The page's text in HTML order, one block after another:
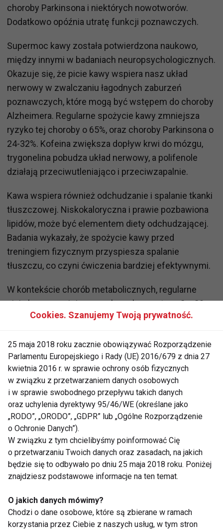
choroby Parkinsona i niektórych nowotworów.
Dodatkowo opóźnia utratę funkcji poznawczych.
Supermoc kawy została potwierdzona naukowo,
między innymi w badaniach neuropsychologicznych.
Okazuje się, że picie kawy wspiera nasz układ
nerwowy w zwalczaniu łagodnych zaburzeń
poznawczych, które mogą być wstępem do choroby
Alzheimera. Regularne spożycie kawy zmniejsza
ryzyko tej choroby o 65%, oraz choroby Parkinsona o
24-32%. Kofeina zwiększa dopływ krwi do mózgu,
trygonelina pobudza układ nerwowy, a polifenole
działają przeciwutleniająco i przeciwzapalnie.
Kawa wspiera również odchudzanie i spalanie tkanki
tłuszczowej. Niskokaloryczna i prawie pozbawiona
lipidów, może być elementem diety odchudzającej.
Badania wykazały, że spożycie kawy przed
treningiem fizycznym przyspiesza spalanie
tłuszczu, co czyni ćwiczenia bardziej efektywnymi.
W kontekście chorób metabolicznych, regularne
picie kawy zmniejsza ryzyko cukrzycy typu 2 o 20-
25%. Zawarte w kawie polifenole mają działanie
insulinę. Warto jednak unikać dodawania cukru,
ponieważ może to zmniejszyć korzystne
właściwości kawy.
Badania nad wpływem kawy na układ krążenia
pokazują, że picie kawy nie podnosi ciśnienia, a
wręcz może zapobiegać nadciśnieniu. Codzienne
spożycie kawy obniża ryzyko chorób sercowo-
naczyniowych o 15%, a ryzyko zgonu z ich powodu o
14%. Dodatkowo, kawa może zapobiegać migotaniu
przedsionków, co wspiera profilaktykę udarów.
Kawa ma także korzystny wpływ na nastrój i ogólną
śmiertelność z powodu chorób oraz wypadków w
Cookies. Szanujemy Twoją prywatność.
25 maja 2018 roku zacznie obowiązywać Rozporządzenie
Parlamentu Europejskiego i Rady (UE) 2016/679 z dnia 27
kwietnia 2016 r. w sprawie ochrony osób fizycznych
w związku z przetwarzaniem danych osobowych
i w sprawie swobodnego przepływu takich danych
oraz uchylenia dyrektywy 95/46/WE (określane jako
„RODO”, „ORODO”, „GDPR” lub „Ogólne Rozporządzenie
o Ochronie Danych”).
W związku z tym chcielibyśmy poinformować Cię
o przetwarzaniu Twoich danych oraz zasadach, na jakich
będzie się to odbywało po dniu 25 maja 2018 roku. Poniżej
znajdziesz podstawowe informacje na ten temat.
O jakich danych mówimy?
Chodzi o dane osobowe, które są zbierane w ramach
korzystania przez Ciebie z naszych usług, w tym stron